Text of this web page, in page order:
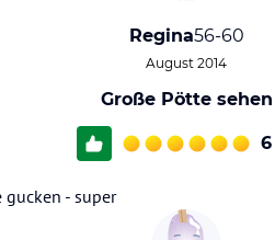
Regina56-60
August 2014
Große Pötte sehen
6
- super